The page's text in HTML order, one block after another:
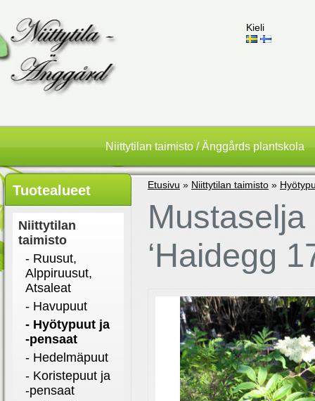
Kieli
Niittytilan taimisto / Änggårds plantskola
Tuotealueet
Niittytilan
taimisto
- Ruusut,
Alppiruusut,
Atsaleat
- Havupuut
- Hyötypuut ja
-pensaat
- Hedelmäpuut
- Koristepuut ja
-pensaat
Etusivu » Niittytilan taimisto »
Mustaselja
‘Haidegg